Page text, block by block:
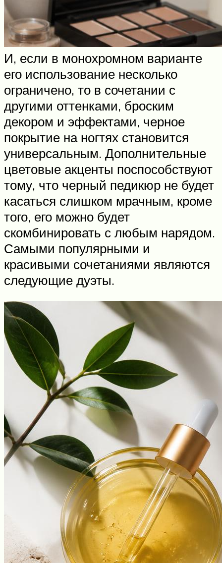
И, если в монохромном варианте
его использование несколько
ограничено, то в сочетании с
другими оттенками, броским
декором и эффектами, черное
покрытие на ногтях становится
универсальным. Дополнительные
цветовые акценты поспособствуют
тому, что черный педикюр не будет
касаться слишком мрачным, кроме
того, его можно будет
скомбинировать с любым нарядом.
Самыми популярными и
красивыми сочетаниями являются
следующие дуэты.